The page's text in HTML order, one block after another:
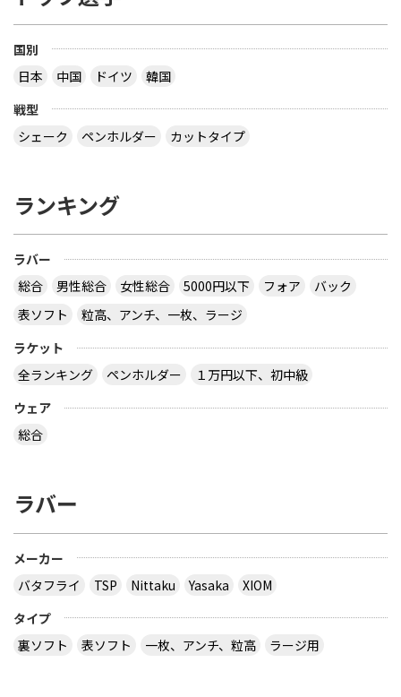
国別
日本
中国 ドイツ
韓国
戦型
シェーク
ペンホルダー カットタイプ
ランキング
ラバー
総合
男性総合 女性総合 5000円以下 フォア
バック
表ソフト
粒高、アンチ、一枚、ラージ
ラケット
全ランキング
ペンホルダー
１万円以下、初中級
ウェア
総合
ラバー
メーカー
バタフライ
TSP Nittaku Yasaka
XIOM
タイプ
裏ソフト
表ソフト 一枚、アンチ、粒高 ラージ用